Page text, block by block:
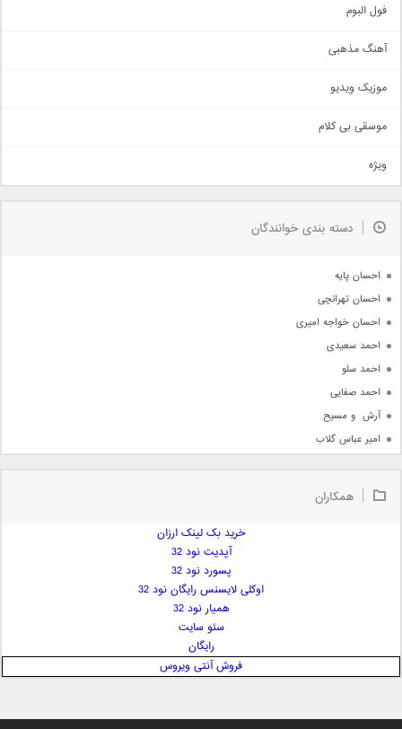
اجتماعی
حماسی
سنتی
اهنگ بندرعباسی
دمو
مذهبی
جدیدترین ها
فول البوم
آهنگ مذهبی
موزیک ویدیو
موسقی بی کلام
ویژه
دسته بندی خوانندگان
احسان پایه
احسان تهرانچی
احسان خواجه امیری
احمد سعیدی
احمد سلو
احمد صفایی
آرش  و مسیح
امیر عباس گلاب
امیر علی
ایمان غلامی
بابک جهانبخش
همکاران
خرید بک لینک ارزان
آپدیت نود 32
پسورد نود 32
اوکلی لایسنس رایگان نود 32
همیار نود 32
سئو سایت
رایگان
فروش آنتی ویروس